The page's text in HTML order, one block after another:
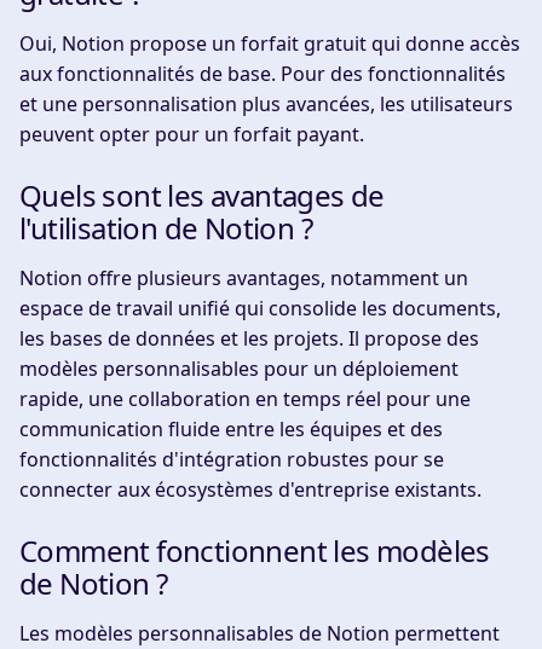
Oui, Notion propose un forfait gratuit qui donne accès
aux fonctionnalités de base. Pour des fonctionnalités
et une personnalisation plus avancées, les utilisateurs
peuvent opter pour un forfait payant.
Quels sont les avantages de
l'utilisation de Notion ?
Notion offre plusieurs avantages, notamment un
espace de travail unifié qui consolide les documents,
les bases de données et les projets. Il propose des
modèles personnalisables pour un déploiement
rapide, une collaboration en temps réel pour une
communication fluide entre les équipes et des
fonctionnalités d'intégration robustes pour se
connecter aux écosystèmes d'entreprise existants.
Comment fonctionnent les modèles
de Notion ?
Les modèles personnalisables de Notion permettent